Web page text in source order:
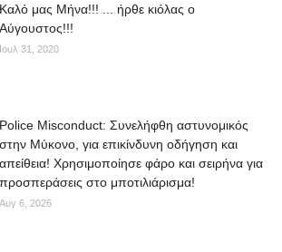
Kαλό μας Μήνα!!! ... ήρθε κιόλας ο
Αύγουστος!!!
Ιουλ 31, 2020
Police Misconduct: Συνελήφθη αστυνομικός
στην Μύκονο, για επικίνδυνη οδήγηση και
απείθεια! Χρησιμοποίησε φάρο και σειρήνα για
προσπεράσεις στο μποτιλιάρισμα!
Αυγ 6, 2026